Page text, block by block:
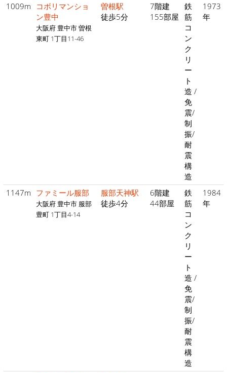
1009m
コボリマンショ
ン豊中
大阪府 豊中市 曽根
東町 1丁目11-46
曽根駅
徒歩5分
7階建
155部屋
鉄
筋
コ
ン
ク
リ
ー
ト
造 /
免
震/
制
振/
耐
震
構
造
1973
年
1147m ファミール服部
大阪府 豊中市 服部
豊町 1丁目4-14
服部天神駅
徒歩4分
6階建
44部屋
鉄
筋
コ
ン
ク
リ
ー
ト
造 /
免
震/
制
振/
耐
震
構
造
1984
年